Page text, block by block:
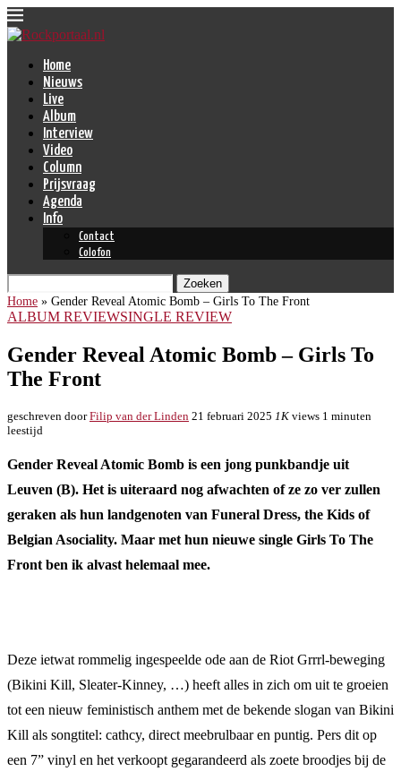
Home
Nieuws
Live
Album
Interview
Video
Column
Prijsvraag
Agenda
Info
Contact
Colofon
Zoeken
Home » Gender Reveal Atomic Bomb – Girls To The Front
ALBUM REVIEWSINGLE REVIEW
Gender Reveal Atomic Bomb – Girls To
The Front
geschreven doorFilip van der Linden 21 februari 2025 1K views 1 minuten
leestijd
Gender Reveal Atomic Bomb is een jong punkbandje uit
Leuven (B). Het is uiteraard nog afwachten of ze zo ver zullen
geraken als hun landgenoten van Funeral Dress, the Kids of
Belgian Asociality. Maar met hun nieuwe single Girls To The
Front ben ik alvast helemaal mee.
Deze ietwat rommelig ingespeelde ode aan de Riot Grrrl-beweging
(Bikini Kill, Sleater-Kinney, …) heeft alles in zich om uit te groeien
tot een nieuw feministisch anthem met de bekende slogan van Bikini
Kill als songtitel: cathcy, direct meebrulbaar en puntig. Pers dit op
een 7” vinyl en het verkoopt gegarandeerd als zoete broodjes bij de